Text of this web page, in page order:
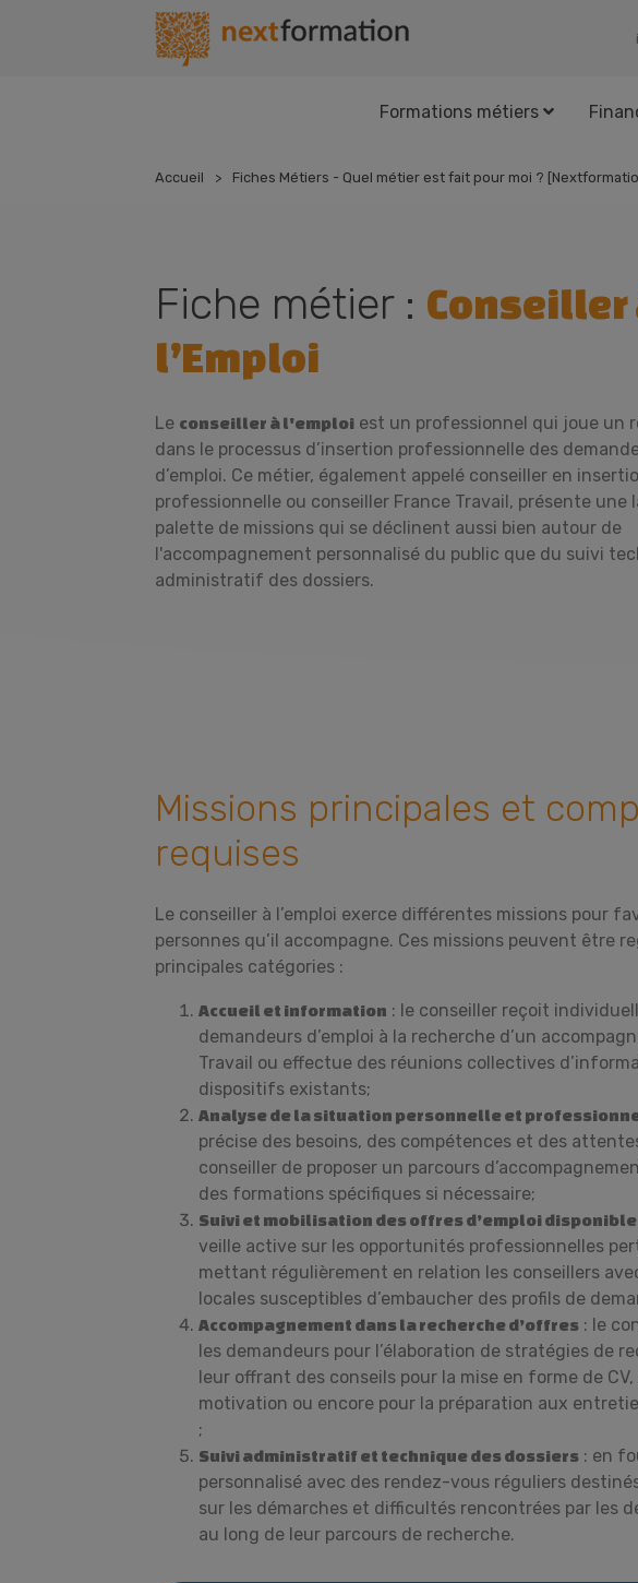
Formations métiers
Nextformation
Accueil Fiches Métiers - Quel métier est fait pour moi ?
Fiche métier : Conseiller
l’Emploi
Le conseiller à l'emploi est un professionnel qui joue un
dans le processus d’insertion professionnelle des
d’emploi. Ce métier, également appelé conseiller en
professionnelle ou conseiller France Travail, présente une
palette de missions qui se déclinent aussi bien autour de
l'accompagnement personnalisé du public que du suivi
administratif des dossiers.
Missions principales et
requises
Le conseiller à l’emploi exerce différentes missions pour
personnes qu’il accompagne. Ces missions peuvent être
principales catégories :
Accueil et information : le conseiller reçoit
demandeurs d’emploi à la recherche d’un
Travail ou effectue des réunions collectives
dispositifs existants;
Analyse de la situation personnelle et
précise des besoins, des compétences et des
conseiller de proposer un parcours
des formations spécifiques si nécessaire;
Suivi et mobilisation des offres d’emploi disponible
veille active sur les opportunités professionnelles
mettant régulièrement en relation les conseillers
locales susceptibles d’embaucher des profils de
Accompagnement dans la recherche d’offres : le
les demandeurs pour l’élaboration de stratégies de
leur offrant des conseils pour la mise en forme de
motivation ou encore pour la préparation aux
;
Suivi administratif et technique des dossiers : en
personnalisé avec des rendez-vous réguliers
sur les démarches et difficultés rencontrées par les
au long de leur parcours de recherche.
Gestion des consentements